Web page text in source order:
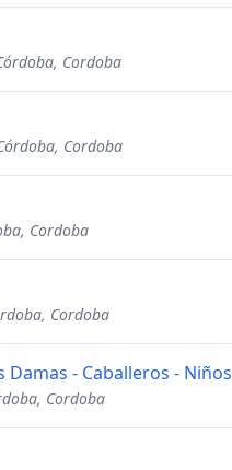
Cordoba
Cordoba
Cordoba
Cordoba
Damas - Caballeros - Niños
Cordoba